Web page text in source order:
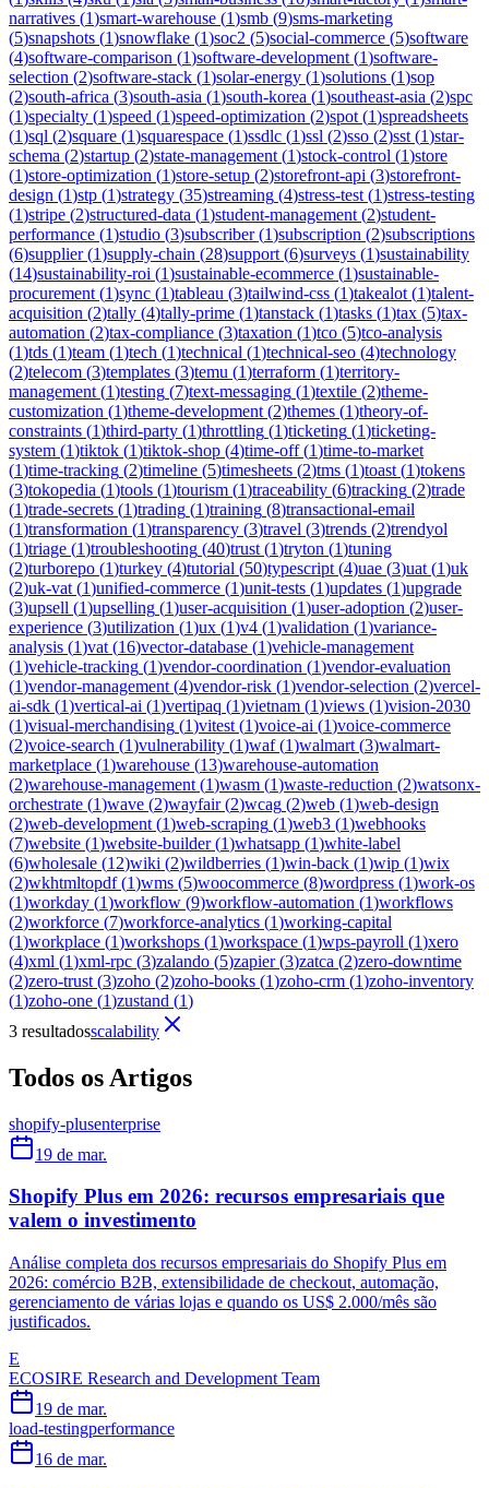
narratives (1)smart-warehouse (1)smb (9)sms-marketing
(5)snapshots (1)snowflake (1)soc2 (5)social-commerce (5)software
(4)software-comparison (1)software-development (1)software-
selection (2)software-stack (1)solar-energy (1)solutions (1)sop
(2)south-africa (3)south-asia (1)south-korea (1)southeast-asia (2)spc
(1)specialty (1)speed (1)speed-optimization (2)spot (1)spreadsheets
(1)sql (2)square (1)squarespace (1)ssdlc (1)ssl (2)sso (2)sst (1)star-
schema (2)startup (2)state-management (1)stock-control (1)store
(1)store-optimization (1)store-setup (2)storefront-api (3)storefront-
design (1)stp (1)strategy (35)streaming (4)stress-test (1)stress-testing
(1)stripe (2)structured-data (1)student-management (2)student-
performance (1)studio (3)subscriber(1)subscription (2)subscriptions
(6)supplier(1)supply-chain (28)support (6)surveys (1)sustainability
(14)sustainability-roi (1)sustainable-ecommerce (1)sustainable-
procurement (1)sync (1)tableau (3)tailwind-css (1)takealot (1)talent-
acquisition (2)tally (4)tally-prime (1)tanstack (1)tasks (1)tax (5)tax-
automation (2)tax-compliance (3)taxation (1)tco (5)tco-analysis
(1)tds (1)team (1)tech (1)technical (1)technical-seo (4)technology
(2)telecom (3)templates (3)temu (1)terraform (1)territory-
management (1)testing (7)text-messaging (1)textile (2)theme-
customization (1)theme-development (2)themes (1)theory-of-
constraints (1)third-party (1)throttling (1)ticketing (1)ticketing-
system (1)tiktok (1)tiktok-shop (4)time-off(1)time-to-market
(1)time-tracking (2)timeline (5)timesheets (2)tms (1)toast (1)tokens
(3)tokopedia (1)tools (1)tourism (1)traceability (6)tracking (2)trade
(1)trade-secrets (1)trading (1)training (8)transactional-email
(1)transformation (1)transparency (3)travel (3)trends (2)trendyol
(1)triage (1)troubleshooting (40)trust (1)tryton (1)tuning
(2)turborepo (1)turkey (4)tutorial (50)typescript (4)uae (3)uat (1)uk
(2)uk-vat (1)unified-commerce (1)unit-tests (1)updates (1)upgrade
(3)upsell (1)upselling (1)user-acquisition (1)user-adoption (2)user-
experience (3)utilization (1)ux (1)v4 (1)validation (1)variance-
analysis (1)vat (16)vector-database (1)vehicle-management
(1)vehicle-tracking (1)vendor-coordination (1)vendor-evaluation
(1)vendor-management (4)vendor-risk (1)vendor-selection (2)vercel-
ai-sdk (1)vertical-ai (1)vertipaq (1)vietnam (1)views (1)vision-2030
(1)visual-merchandising (1)vitest (1)voice-ai (1)voice-commerce
(2)voice-search (1)vulnerability (1)waf(1)walmart (3)walmart-
marketplace (1)warehouse (13)warehouse-automation
(2)warehouse-management (1)wasm (1)waste-reduction (2)watsonx-
orchestrate (1)wave (2)wayfair(2)wcag (2)web (1)web-design
(2)web-development (1)web-scraping (1)web3 (1)webhooks
(7)website (1)website-builder(1)whatsapp (1)white-label
(6)wholesale (12)wiki (2)wildberries (1)win-back (1)wip (1)wix
(2)wkhtmltopdf(1)wms (5)woocommerce (8)wordpress (1)work-os
(1)workday (1)workflow (9)workflow-automation (1)workflows
(2)workforce (7)workforce-analytics (1)working-capital
(1)workplace (1)workshops (1)workspace (1)wps-payroll (1)xero
(4)xml (1)xml-rpc (3)zalando (5)zapier(3)zatca (2)zero-downtime
(2)zero-trust (3)zoho (2)zoho-books (1)zoho-crm (1)zoho-inventory
(1)zoho-one (1)zustand (1)
3 resultadosscalability
Todos os Artigos
shopify-plusenterprise
19 de mar.
Shopify Plus em 2026: recursos empresariais que
valem o investimento
Análise completa dos recursos empresariais do Shopify Plus em
2026: comércio B2B, extensibilidade de checkout, automação,
gerenciamento de várias lojas e quando os US$ 2.000/mês são
justificados.
E
ECOSIRE Research and Development Team
19 de mar.
load-testingperformance
16 de mar.